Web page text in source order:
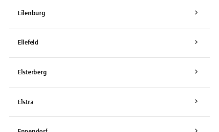
Eilenburg
Ellefeld
Elsterberg
Elstra